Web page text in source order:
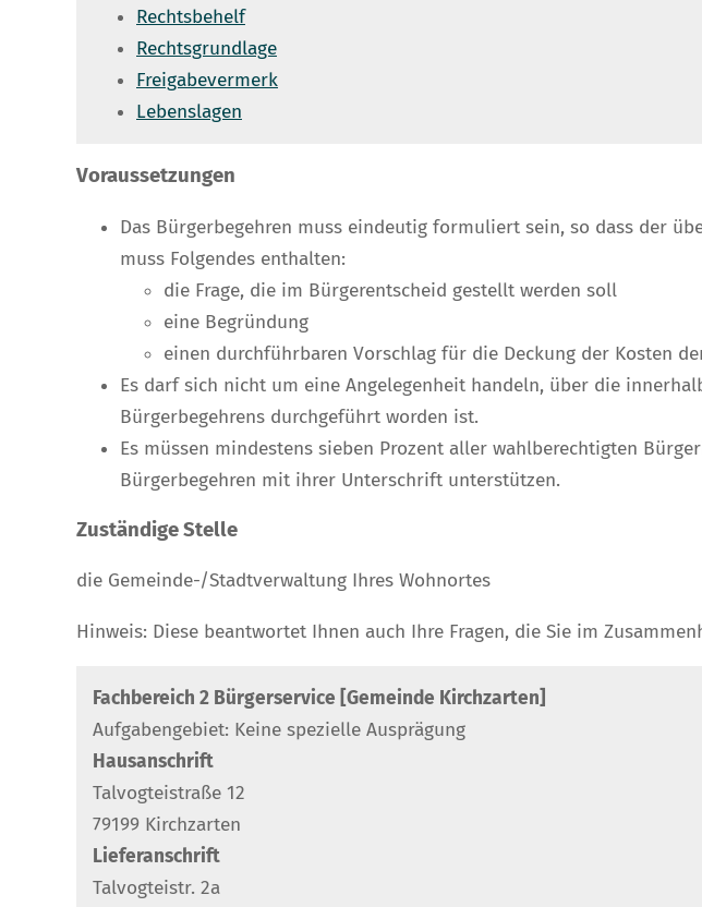
Rechtsbehelf
Rechtsgrundlage
Freigabevermerk
Lebenslagen
Voraussetzungen
Das Bürgerbegehren muss eindeutig formuliert sein, so dass der
muss Folgendes enthalten:
die Frage, die im Bürgerentscheid gestellt werden soll
eine Begründung
einen durchführbaren Vorschlag für die Deckung der Kosten
Es darf sich nicht um eine Angelegenheit handeln, über die
Bürgerbegehrens durchgeführt worden ist.
Es müssen mindestens sieben Prozent aller wahlberechtigten
Bürgerbegehren mit ihrer Unterschrift unterstützen.
Zuständige Stelle
die Gemeinde-/Stadtverwaltung Ihres Wohnortes
Hinweis: Diese beantwortet Ihnen auch Ihre Fragen, die Sie im
Fachbereich 2 Bürgerservice [Gemeinde Kirchzarten]
Aufgabengebiet: Keine spezielle Ausprägung
Hausanschrift
Talvogteistraße 12
79199 Kirchzarten
Lieferanschrift
Talvogteistr. 2a